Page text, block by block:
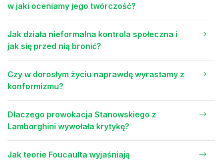
w jaki oceniamy jego twórczość?
Jak działa nieformalna kontrola społeczna i
jak się przed nią bronić?
Czy w dorosłym życiu naprawdę wyrastamy z
konformizmu?
Dlaczego prowokacja Stanowskiego z
Lamborghini wywołała krytykę?
Jak teorie Foucaulta wyjaśniają